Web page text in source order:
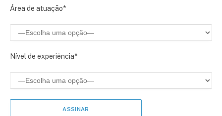
Área de atuação*
Nível de experiência*